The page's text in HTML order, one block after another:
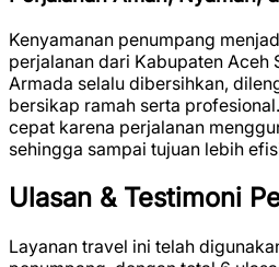
Kenyamanan penumpang
perjalanan dari Kabupaten Aceh
Armada selalu dibersihkan,
bersikap ramah serta
cepat karena perjalanan
sehingga sampai tujuan lebih
Ulasan & Testimoni
Layanan travel ini telah